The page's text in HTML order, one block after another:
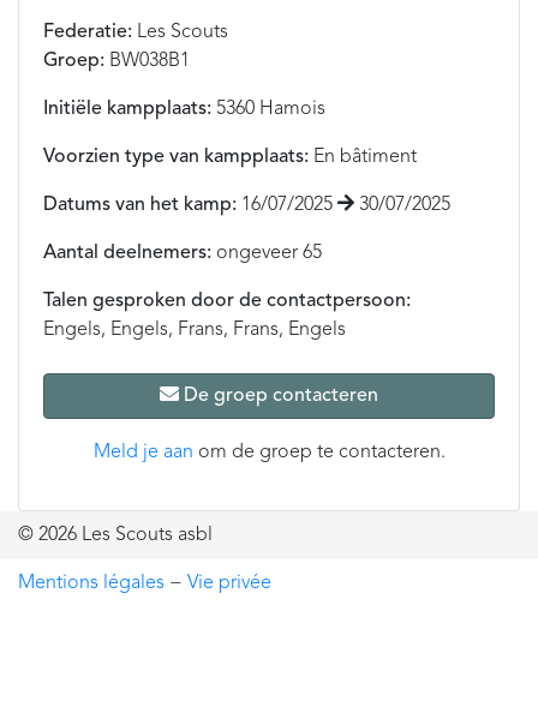
Federatie: Les Scouts
Groep: BW038B1
Initiële kampplaats: 5360 Hamois
Voorzien type van kampplaats: En bâtiment
Datums van het kamp: 16/07/2025 30/07/2025
Aantal deelnemers: ongeveer 65
Talen gesproken door de contactpersoon:
Engels, Engels, Frans, Frans, Engels
De groep contacteren
Meld je aan om de groep te contacteren.
© 2026 Les Scouts asbl
Mentions légales − Vie privée